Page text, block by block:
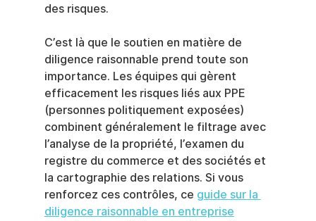
des risques.
C’est là que le soutien en matière de
diligence raisonnable prend toute son
importance. Les équipes qui gèrent
efficacement les risques liés aux PPE
(personnes politiquement exposées)
combinent généralement le filtrage avec
l’analyse de la propriété, l’examen du
registre du commerce et des sociétés et
la cartographie des relations. Si vous
renforcez ces contrôles, ce guide sur la
diligence raisonnable en entreprise